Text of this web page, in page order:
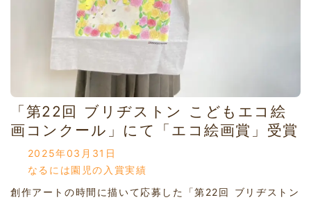
「第22回 ブリヂストン こどもエコ絵
画コンクール」にて「エコ絵画賞」受賞
2025年03月31日
なるには園児の入賞実績
創作アートの時間に描いて応募した「第22回 ブリヂストン